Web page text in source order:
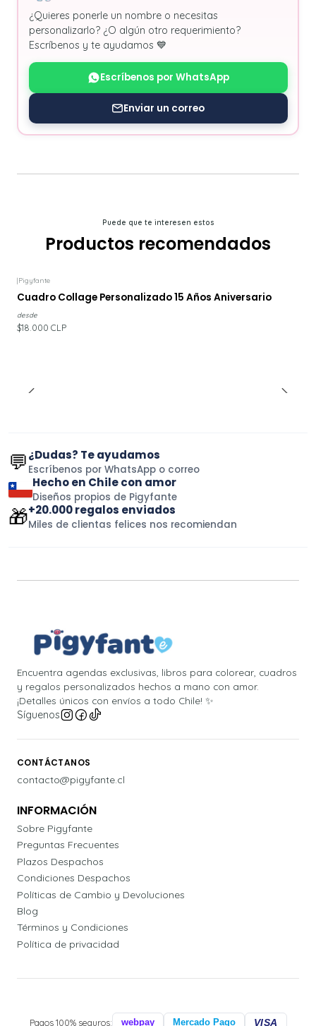
¿Quieres ponerle un nombre o necesitas
personalizarlo? ¿O algún otro requerimiento?
Escríbenos y te ayudamos 💙
Escríbenos por WhatsApp
Enviar un correo
Puede que te interesen estos
Productos recomendados
|Pigyfante
Cuadro Collage Personalizado 15 Años Aniversario
desde
$18.000 CLP
💬¿Dudas? Te ayudamos
Escríbenos por WhatsApp o correo
Hecho en Chile con amor
Diseños propios de Pigyfante
🎁+20.000 regalos enviados
Miles de clientas felices nos recomiendan
Encuentra agendas exclusivas, libros para colorear, cuadros
y regalos personalizados hechos a mano con amor.
¡Detalles únicos con envíos a todo Chile! ✨
Síguenos
CONTÁCTANOS
contacto@pigyfante.cl
INFORMACIÓN
Sobre Pigyfante
Preguntas Frecuentes
Plazos Despachos
Condiciones Despachos
Políticas de Cambio y Devoluciones
Blog
Términos y Condiciones
Política de privacidad
Pagos 100% seguros: webpay Mercado Pago VISA